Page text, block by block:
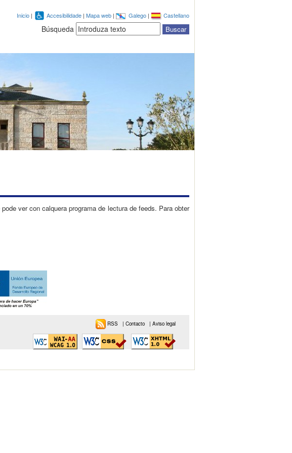
Inicio | Accesibilidade | Mapa web | Galego | Castellano
Búsqueda
ver con calquera programa de lectura de feeds. Para obter
RSS |Contacto |Aviso legal